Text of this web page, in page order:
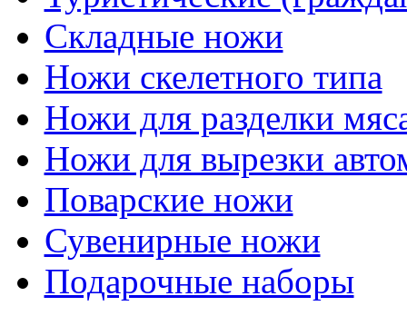
Складные ножи
Ножи скелетного типа
Ножи для разделки
Ножи для вырезки
Поварские ножи
Сувенирные ножи
Подарочные наборы